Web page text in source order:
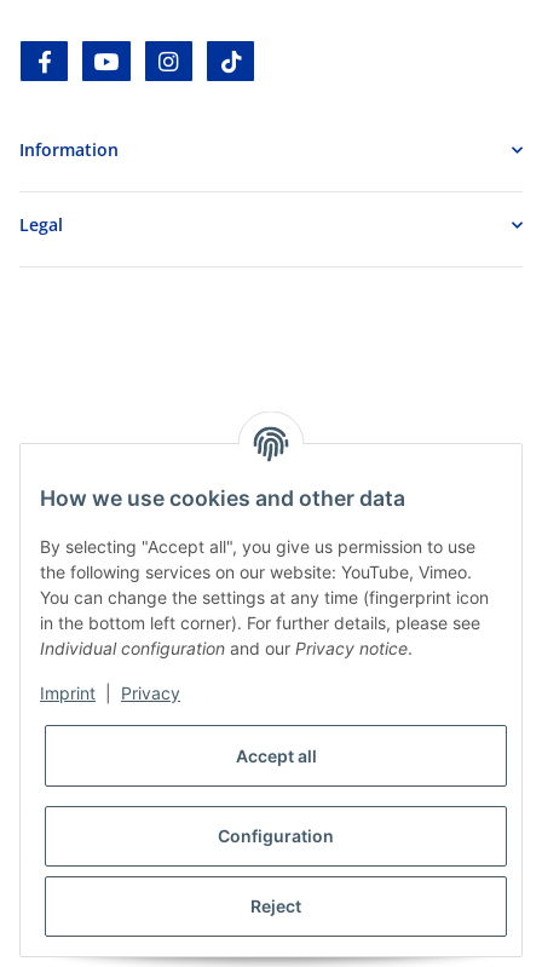
How we use cookies and other data
By selecting "Accept all", you give us permission to use
the following services on our website: YouTube, Vimeo.
You can change the settings at any time (fingerprint icon
in the bottom left corner). For further details, please see
Individual configuration and our Privacy notice.
Imprint Privacy
Accept all
Configuration
Reject
facebookyoutube instagram
Information
Legal